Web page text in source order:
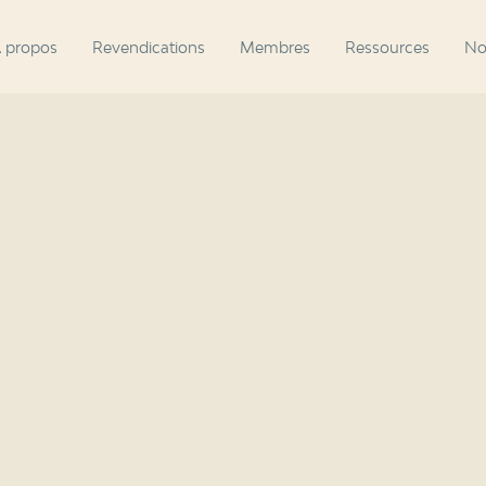
propos Revendications Membres Ressources